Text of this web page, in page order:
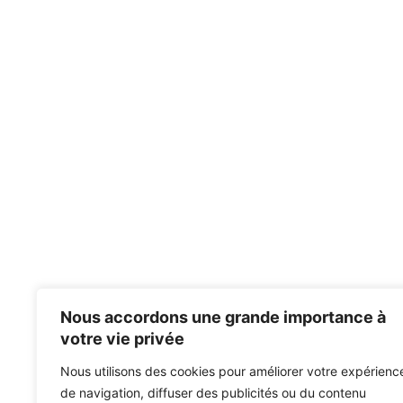
Nous accordons une grande importance à
votre vie privée
Nous utilisons des cookies pour améliorer votre
de navigation, diffuser des publicités ou du contenu